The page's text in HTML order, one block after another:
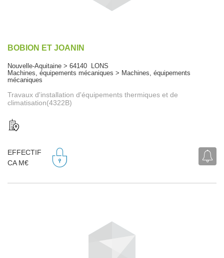
BOBION ET JOANIN
Nouvelle-Aquitaine > 64140 LONS
Machines, équipements mécaniques > Machines, équipements
mécaniques
Travaux d'installation d'équipements thermiques et de
climatisation(4322B)
EFFECTIF
CA M€